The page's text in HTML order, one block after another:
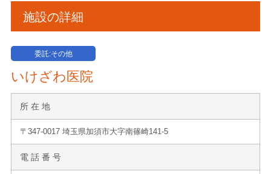
施設の詳細
委託:その他
いけざわ医院
所 在 地
〒347-0017 埼玉県加須市大字南篠崎141-5
電 話 番 号